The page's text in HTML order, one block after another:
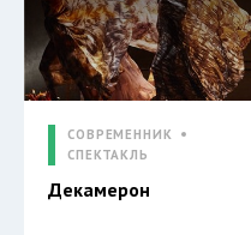
СОВРЕМЕННИК
СПЕКТАКЛЬ
Декамерон